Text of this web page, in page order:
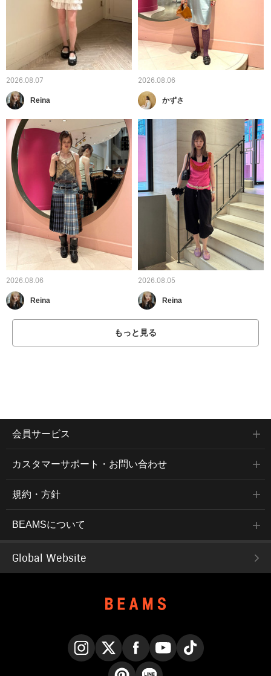
2026.08.07
Reina
2026.08.06
かずさ
2026.08.06
Reina
2026.08.05
Reina
もっと見る
会員サービス
カスタマーサポート・お問い合わせ
規約・方針
BEAMSについて
Global Website